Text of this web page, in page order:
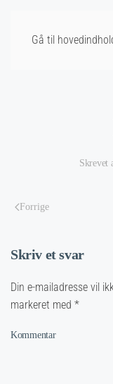
Gå til
Skrevet
Forrige
Skriv et svar
Din e-mailadresse vil
markeret med *
Kommentar